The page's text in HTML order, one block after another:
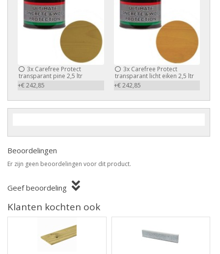
3x Carefree Protect
transparant pine 2,5 ltr
+€ 242,85
3xCarefree Protect
transparant licht eiken 2,5 ltr
+€ 242,85
Beoordelingen
Er zijn geen beoordelingen voor dit product.
Geef beoordeling
Klanten kochten ook